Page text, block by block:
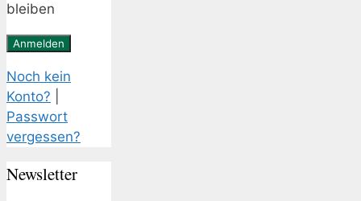
bleiben
Noch kein
Konto?
Passwort
vergessen?
Newsletter